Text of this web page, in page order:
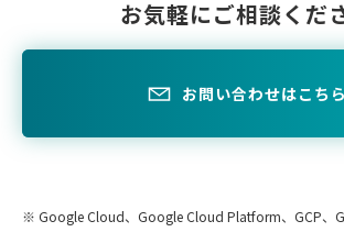
お気軽にご相談くだ
お問い合わせはこちら
※ Google Cloud、Google Cloud Platform、GCP、